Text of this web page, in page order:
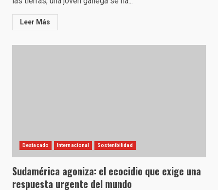
Leer Más
Destacado Internacional Sostenibilidad
Sudamérica agoniza: el ecocidio que exige una
respuesta urgente del mundo